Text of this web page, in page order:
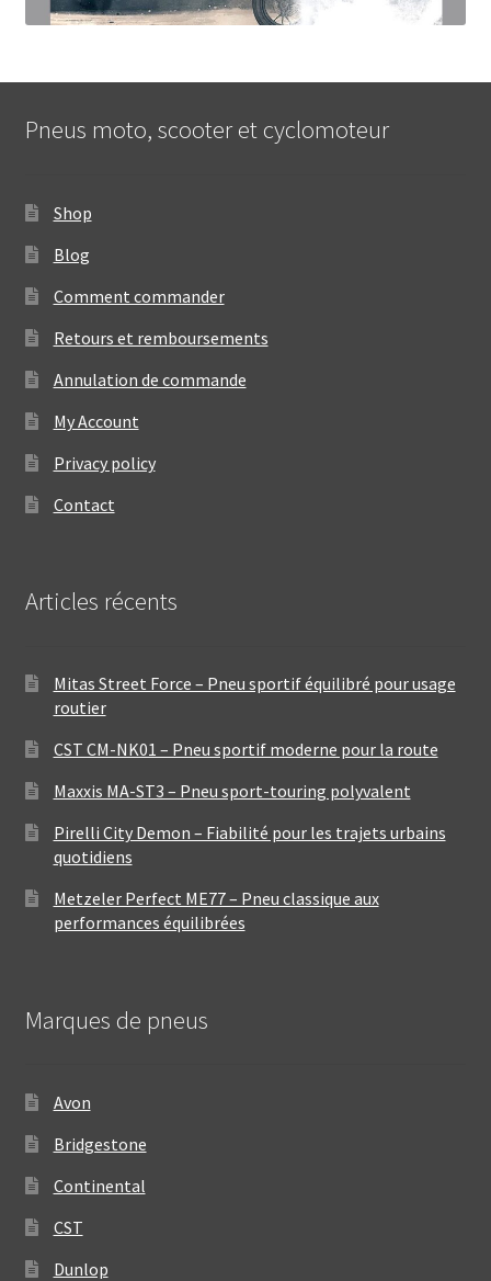
Pneus moto, scooter et cyclomoteur
Shop
Blog
Comment commander
Retours et remboursements
Annulation de commande
My Account
Privacy policy
Contact
Articles récents
Mitas Street Force – Pneu sportif équilibré pour usage
routier
CST CM-NK01 – Pneu sportif moderne pour la route
Maxxis MA-ST3 – Pneu sport-touring polyvalent
Pirelli City Demon – Fiabilité pour les trajets urbains
quotidiens
Metzeler Perfect ME77 – Pneu classique aux
performances équilibrées
Marques de pneus
Avon
Bridgestone
Continental
CST
Dunlop